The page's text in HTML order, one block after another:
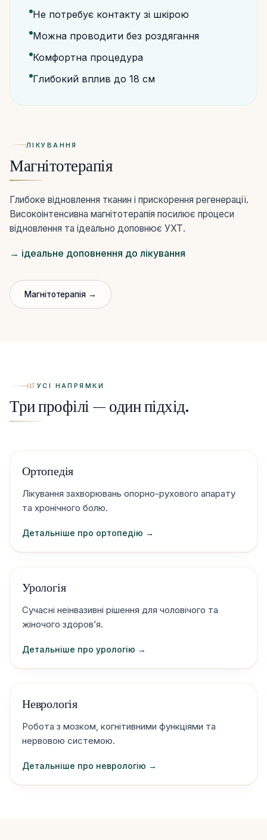
Не потребує контакту зі шкірою
Можна проводити без роздягання
Комфортна процедура
Глибокий вплив до 18 см
ЛІКУВАННЯ
Магнітотерапія
Глибоке відновлення тканин і прискорення регенерації.
Високоінтенсивна магнітотерапія посилює процеси
відновлення та ідеально доповнює УХТ.
→ ідеальне доповнення до лікування
Магнітотерапія →
03 УСІ НАПРЯМКИ
Три профілі — один підхід.
Ортопедія
Лікування захворювань опорно-рухового апарату
та хронічного болю.
Детальніше про ортопедію →
Урологія
Сучасні неінвазивні рішення для чоловічого та
жіночого здоров’я.
Детальніше про урологію →
Неврологія
Робота з мозком, когнітивними функціями та
нервовою системою.
Детальніше про неврологію →